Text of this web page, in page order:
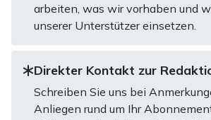
arbeiten, was wir vorhaben und
unserer Unterstützer einsetzen.
Direkter Kontakt zur
Schreiben Sie uns bei
Anliegen rund um Ihr